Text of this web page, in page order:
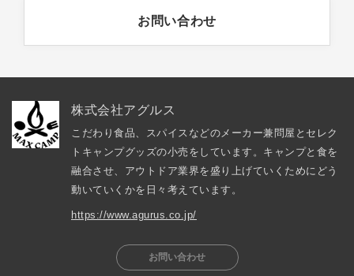
お問い合わせ
株式会社アグルス
こだわり食品、スパイスなどのメーカー兼問屋とセレク
トキャンプグッズの小売をしています。キャンプと食を
融合させ、アウトドア業界を盛り上げていくためにどう
動いていくかを日々考えています。
https://www.agurus.co.jp/
お問い合わせ